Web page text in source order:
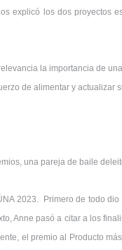
explicó los dos proyectos
la importancia de
de alimentar y actualizar
una pareja de baile
2023. Primero de todo
Anne pasó a citar a los
el premio al Producto